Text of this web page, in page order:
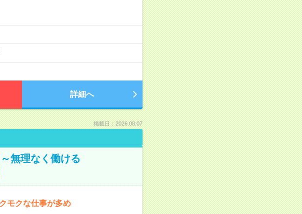
詳細へ
掲載日：2026.08.07
無理なく働ける
モクな仕事が多め